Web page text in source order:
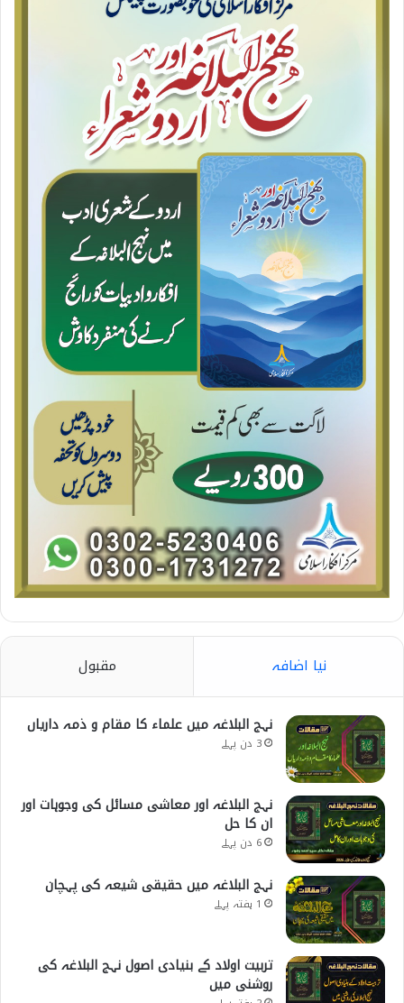
نیا اضافہ مقبول
نہج البلاغہ میں علماء کا مقام و ذمہ داریاں
3 دن پہلے
نہج البلاغہ اور معاشی مسائل کی وجوہات اور
ان کا حل
6 دن پہلے
نہج البلاغہ میں حقیقی شیعہ کی پہچان
1 ہفتہ پہلے
تربیت اولاد کے بنیادی اصول نہج البلاغہ کی
روشنی میں